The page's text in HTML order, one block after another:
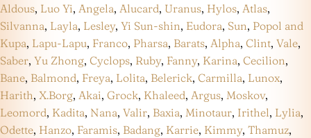
Aldous, Luo Yi, Angela, Alucard, Uranus, Hylos, Atlas,
Silvanna, Layla, Lesley, Yi Sun-shin, Eudora, Sun, Popol and
Kupa, Lapu-Lapu, Franco, Pharsa, Barats, Alpha, Clint, Vale,
Saber, Yu Zhong, Cyclops, Ruby, Fanny, Karina, Cecilion,
Bane, Balmond, Freya, Lolita, Belerick, Carmilla, Lunox,
Harith, X.Borg, Akai, Grock, Khaleed, Argus, Moskov,
Leomord, Kadita, Nana, Valir, Baxia, Minotaur, Irithel, Lylia,
Odette, Hanzo, Faramis, Badang, Karrie, Kimmy, Thamuz,